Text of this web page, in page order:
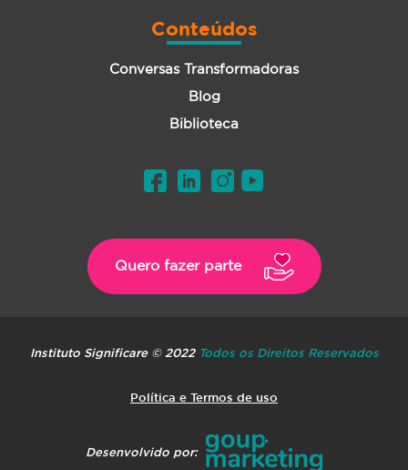
Conteúdos
Conversas Transformadoras
Blog
Biblioteca
Quero fazer parte
Instituto Significare © 2022 Todos os Direitos Reservados
Política e Termos de uso
Desenvolvido por: